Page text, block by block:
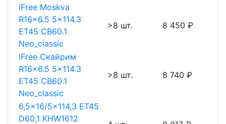
iFree Moskva
R16x6.5 5x114.3
ET45 CB60.1
Neo_classic
>8 шт. 8 450 ₽
iFree Скайрим
R16x6.5 5x114.3
ET45 CB60.1
Neo_classic
>8 шт. 8 740 ₽
6,5x16/5x114,3 ET45
D60,1 KHW1612